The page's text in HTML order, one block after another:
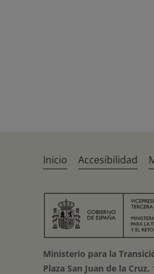
Inicio Accesibilidad
Ministerio para la
Plaza San Juan de la